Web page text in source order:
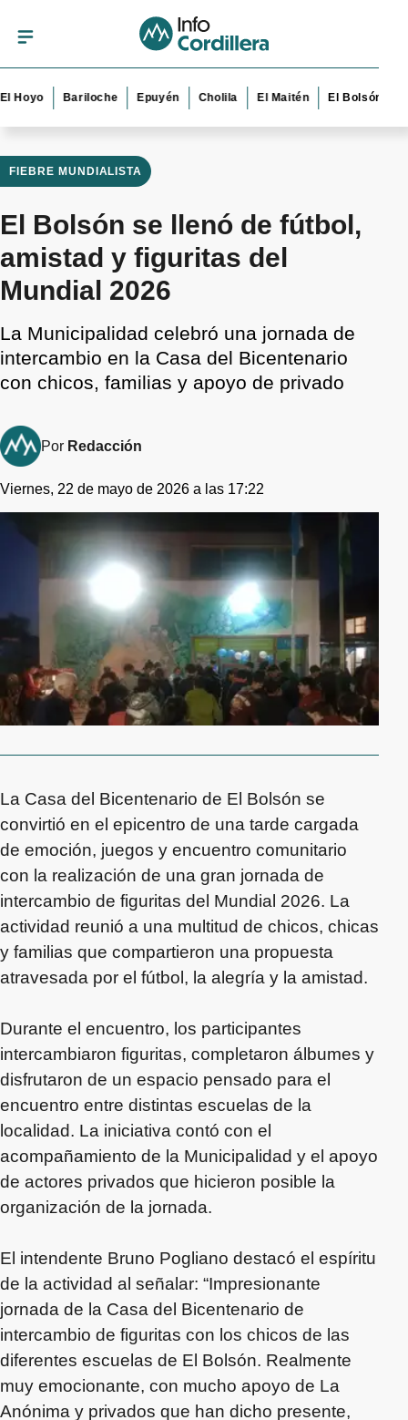
Bariloche Epuyén Cholila El Maitén El Bolsón Esquel
FIEBRE MUNDIALISTA
El Bolsón se llenó de fútbol,
amistad y figuritas del
Mundial 2026
La Municipalidad celebró una jornada de
intercambio en la Casa del Bicentenario
con chicos, familias y apoyo de privado
Por Redacción
Viernes, 22 de mayo de 2026 a las 17:22
La Casa del Bicentenario de El Bolsón se
convirtió en el epicentro de una tarde cargada
de emoción, juegos y encuentro comunitario
con la realización de una gran jornada de
intercambio de figuritas del Mundial 2026. La
actividad reunió a una multitud de chicos, chicas
y familias que compartieron una propuesta
atravesada por el fútbol, la alegría y la amistad.
Durante el encuentro, los participantes
intercambiaron figuritas, completaron álbumes y
disfrutaron de un espacio pensado para el
encuentro entre distintas escuelas de la
localidad. La iniciativa contó con el
acompañamiento de la Municipalidad y el apoyo
de actores privados que hicieron posible la
organización de la jornada.
El intendente Bruno Pogliano destacó el espíritu
de la actividad al señalar: “Impresionante
jornada de la Casa del Bicentenario de
intercambio de figuritas con los chicos de las
diferentes escuelas de El Bolsón. Realmente
muy emocionante, con mucho apoyo de La
Anónima y privados que han dicho presente,